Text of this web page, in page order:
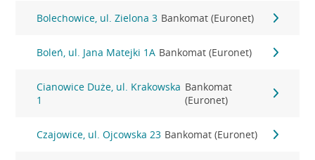
Bolechowice, ul. Zielona 3 Bankomat (Euronet)
Boleń, ul. Jana Matejki 1A Bankomat (Euronet)
Cianowice Duże, ul. Krakowska
1
Bankomat
(Euronet)
Czajowice, ul. Ojcowska 23 Bankomat (Euronet)